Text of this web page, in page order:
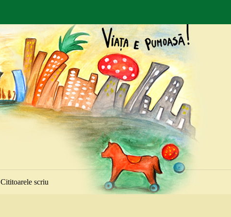
Cititoarele scriu